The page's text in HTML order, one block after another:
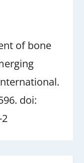
of bone
doi: